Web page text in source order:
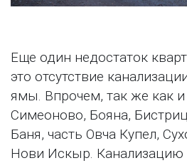
Еще один недостаток
это отсутствие
ямы. Впрочем, так же как
Симеоново, Бояна,
Баня, часть Овча Купел,
Нови Искыр. Канализацию